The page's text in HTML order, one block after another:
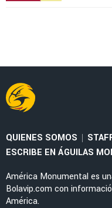
QUIENES SOMOS |
ESCRIBE EN ÁGUILAS
América Monumental es
Bolavip.com con
América.